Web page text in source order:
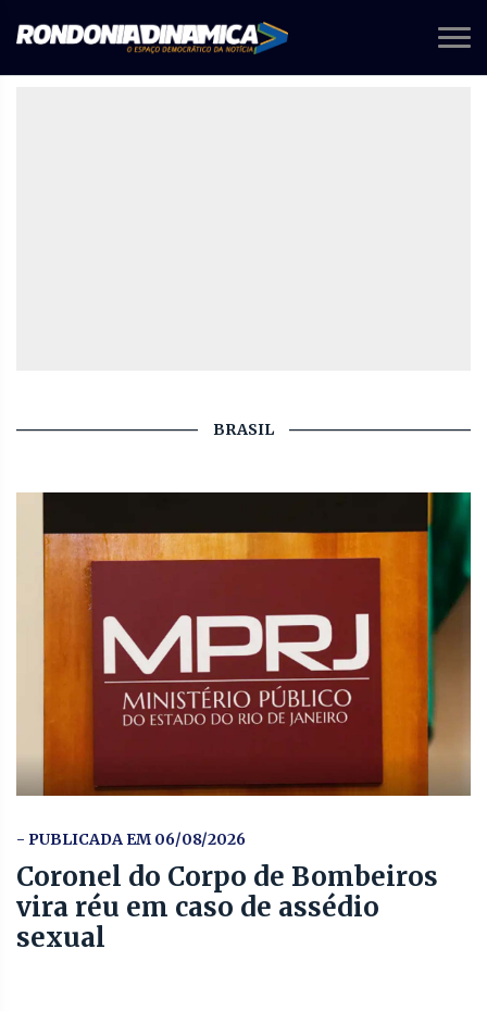
BRASIL
- PUBLICADA EM 06/08/2026
Coronel do Corpo de Bombeiros
vira réu em caso de assédio
sexual